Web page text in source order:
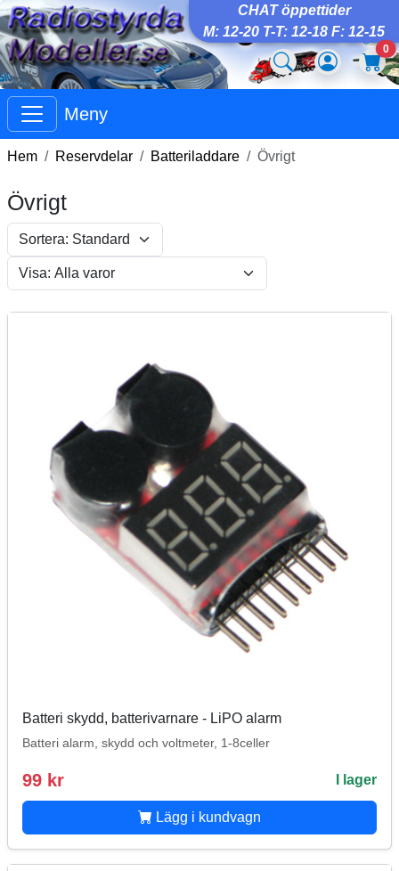
CHAT öppettider
M: 12-20 T-T: 12-18 F: 12-15
0
Meny
Hem Reservdelar Batteriladdare Övrigt
Övrigt
Batteri skydd, batterivarnare - LiPO alarm
Batteri alarm, skydd och voltmeter, 1-8celler
99 kr I lager
Lägg i kundvagn